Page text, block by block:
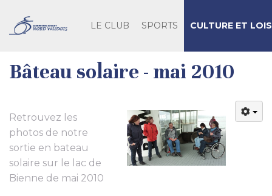
LE CLUB SPORTS CULTURE ET
Bâteau solaire - mai 2010
Retrouvez les
photos de notre
sortie en bateau
solaire sur le lac de
Bienne de mai 2010